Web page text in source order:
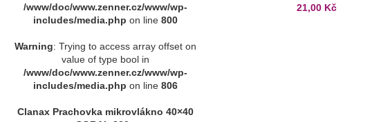
/www/doc/www.zenner.cz/www/wp-
includes/media.php on line800
Warning: Trying to access array offset on
value of type bool in
/www/doc/www.zenner.cz/www/wp-
includes/media.php on line806
Clanax Prachovka mikrovlákno 40×40
21,00 Kč